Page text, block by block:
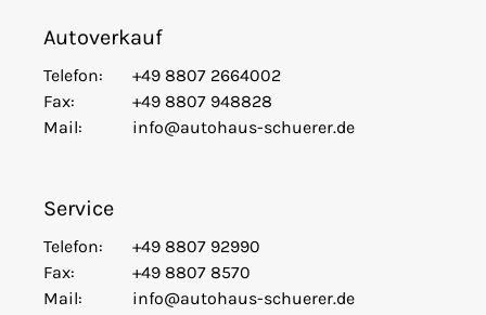
Autoverkauf
Telefon:
+49 8807 2664002
Fax:
+49 8807 948828
Mail:
info@autohaus-schuerer.de
Service
Telefon:
+49 8807 92990
Fax:
+49 8807 8570
Mail:
info@autohaus-schuerer.de